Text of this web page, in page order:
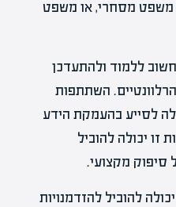
משפט מסחרי, או משפט
ללמוד ולהתעדכן
השתתפות
לסייע בהעמקת הידע
זו יכולה להוביל
סיפוק מקצועי.
להוביל להזדמנויות